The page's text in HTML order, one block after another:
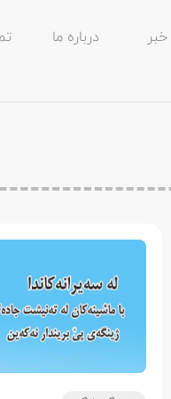
خبر درباره ما